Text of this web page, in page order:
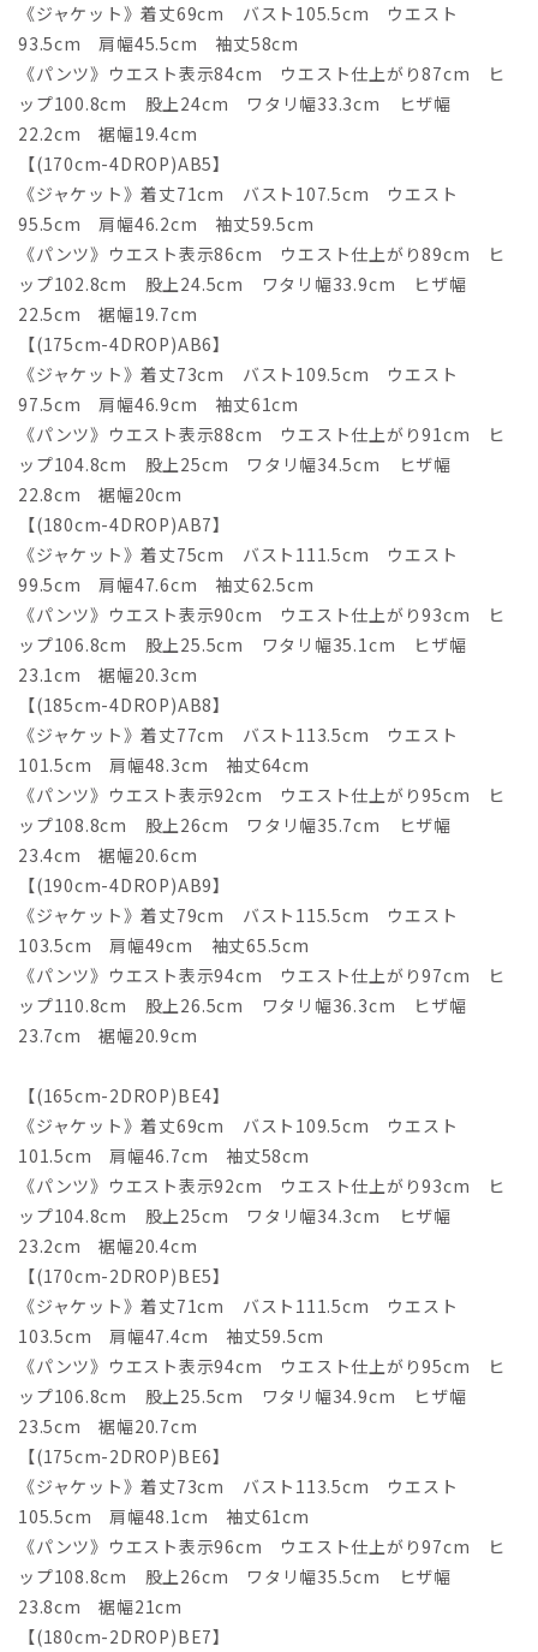
《ジャケット》着丈69cm バスト105.5cm ウエスト
93.5cm 肩幅45.5cm 袖丈58cm
《パンツ》ウエスト表示84cm ウエスト仕上がり87cm ヒ
ップ100.8cm 股上24cm ワタリ幅33.3cm ヒザ幅
22.2cm 裾幅19.4cm
【(170cm-4DROP)AB5】
《ジャケット》着丈71cm バスト107.5cm ウエスト
95.5cm 肩幅46.2cm 袖丈59.5cm
《パンツ》ウエスト表示86cm ウエスト仕上がり89cm ヒ
ップ102.8cm 股上24.5cm ワタリ幅33.9cm ヒザ幅
22.5cm 裾幅19.7cm
【(175cm-4DROP)AB6】
《ジャケット》着丈73cm バスト109.5cm ウエスト
97.5cm 肩幅46.9cm 袖丈61cm
《パンツ》ウエスト表示88cm ウエスト仕上がり91cm ヒ
ップ104.8cm 股上25cm ワタリ幅34.5cm ヒザ幅
22.8cm 裾幅20cm
【(180cm-4DROP)AB7】
《ジャケット》着丈75cm バスト111.5cm ウエスト
99.5cm 肩幅47.6cm 袖丈62.5cm
《パンツ》ウエスト表示90cm ウエスト仕上がり93cm ヒ
ップ106.8cm 股上25.5cm ワタリ幅35.1cm ヒザ幅
23.1cm 裾幅20.3cm
【(185cm-4DROP)AB8】
《ジャケット》着丈77cm バスト113.5cm ウエスト
101.5cm 肩幅48.3cm 袖丈64cm
《パンツ》ウエスト表示92cm ウエスト仕上がり95cm ヒ
ップ108.8cm 股上26cm ワタリ幅35.7cm ヒザ幅
23.4cm 裾幅20.6cm
【(190cm-4DROP)AB9】
《ジャケット》着丈79cm バスト115.5cm ウエスト
103.5cm 肩幅49cm 袖丈65.5cm
《パンツ》ウエスト表示94cm ウエスト仕上がり97cm ヒ
ップ110.8cm 股上26.5cm ワタリ幅36.3cm ヒザ幅
23.7cm 裾幅20.9cm
【(165cm-2DROP)BE4】
《ジャケット》着丈69cm バスト109.5cm ウエスト
101.5cm 肩幅46.7cm 袖丈58cm
《パンツ》ウエスト表示92cm ウエスト仕上がり93cm ヒ
ップ104.8cm 股上25cm ワタリ幅34.3cm ヒザ幅
23.2cm 裾幅20.4cm
【(170cm-2DROP)BE5】
《ジャケット》着丈71cm バスト111.5cm ウエスト
103.5cm 肩幅47.4cm 袖丈59.5cm
《パンツ》ウエスト表示94cm ウエスト仕上がり95cm ヒ
ップ106.8cm 股上25.5cm ワタリ幅34.9cm ヒザ幅
23.5cm 裾幅20.7cm
【(175cm-2DROP)BE6】
《ジャケット》着丈73cm バスト113.5cm ウエスト
105.5cm 肩幅48.1cm 袖丈61cm
《パンツ》ウエスト表示96cm ウエスト仕上がり97cm ヒ
ップ108.8cm 股上26cm ワタリ幅35.5cm ヒザ幅
23.8cm 裾幅21cm
【(180cm-2DROP)BE7】